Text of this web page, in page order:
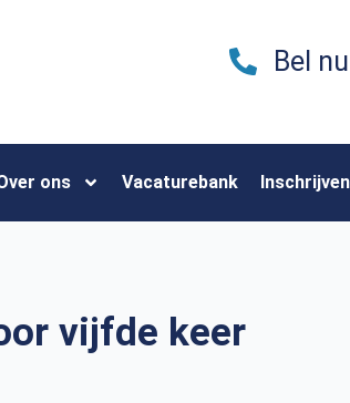
Bel
ons Vacaturebank Inschrijven
vijfde keer